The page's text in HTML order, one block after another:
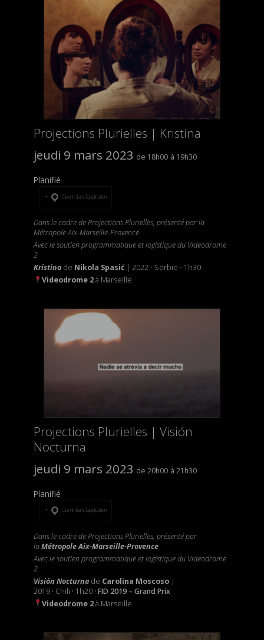
Projections Plurielles | Kristina
jeudi 9 mars 2023
18h00 19h30
Planifié
Ouvrir dans l’application
Dans le cadre de Projections Plurielles, présenté par la
Métropole Aix-Marseille-Provence
Avec le soutien programmatique et logistique du Videodrome
2
Kristinade Nikola Spasić| 2022 · Serbie · 1h30
Videodrome 2à Marseille
Projections Plurielles | Visión
Nocturna
jeudi 9 mars 2023
20h00 21h30
Planifié
Ouvrir dans l’application
Dans le cadre de Projections Plurielles, présenté par
laMétropole Aix-Marseille-Provence
Avec le soutien programmatique et logistique du Videodrome
2
Visión Nocturnade Carolina Moscoso |
2019· Chili · 1h20· FID 2019 – Grand Prix
Videodrome 2à Marseille